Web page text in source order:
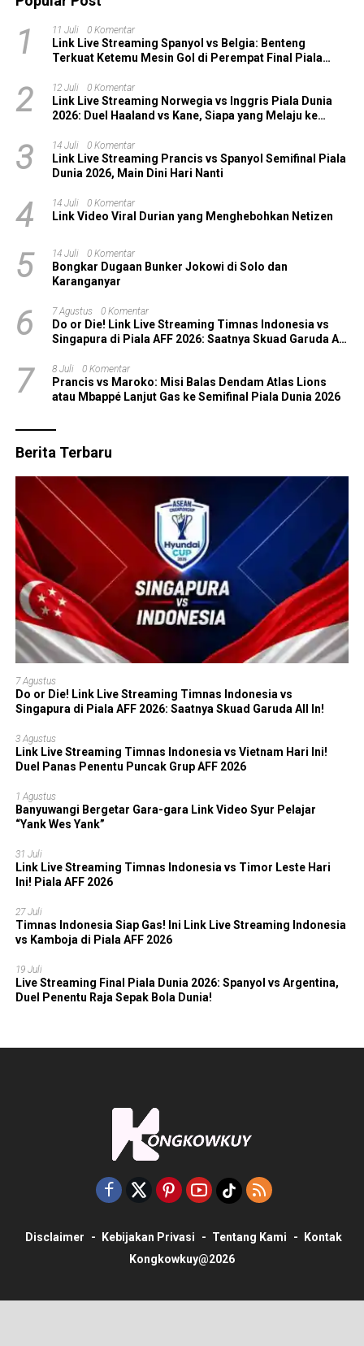
1 11 Juli 0 Komentar
Link Live Streaming Spanyol vs Belgia: Benteng
Terkuat Ketemu Mesin Gol di Perempat Final Piala
2 12 Juli 0 Komentar
Link Live Streaming Norwegia vs Inggris Piala Dunia
2026: Duel Haaland vs Kane, Siapa yang Melaju ke
3 14 Juli 0 Komentar
Link Live Streaming Prancis vs Spanyol Semifinal Piala
Dunia 2026, Main Dini Hari Nanti
4 14 Juli 0 Komentar
Link Video Viral Durian yang Menghebohkan Netizen
5 14 Juli 0 Komentar
Bongkar Dugaan Bunker Jokowi di Solo dan
Karanganyar
6 7 Agustus 0 Komentar
Do or Die! Link Live Streaming Timnas Indonesia vs
Singapura di Piala AFF 2026: Saatnya Skuad Garuda All
7 8 Juli 0 Komentar
Prancis vs Maroko: Misi Balas Dendam Atlas Lions
atau Mbappé Lanjut Gas ke Semifinal Piala Dunia 2026
Berita Terbaru
7 Agustus
Do or Die! Link Live Streaming Timnas Indonesia vs
Singapura di Piala AFF 2026: Saatnya Skuad Garuda All In!
3 Agustus
Link Live Streaming Timnas Indonesia vs Vietnam Hari Ini!
Duel Panas Penentu Puncak Grup AFF 2026
1 Agustus
Banyuwangi Bergetar Gara-gara Link Video Syur Pelajar
“Yank Wes Yank”
31 Juli
Link Live Streaming Timnas Indonesia vs Timor Leste Hari
Ini! Piala AFF 2026
27 Juli
Timnas Indonesia Siap Gas! Ini Link Live Streaming Indonesia
vs Kamboja di Piala AFF 2026
19 Juli
Live Streaming Final Piala Dunia 2026: Spanyol vs Argentina,
Duel Penentu Raja Sepak Bola Dunia!
Disclaimer Kebijakan Privasi Tentang Kami
Kontak
Kongkowkuy@2026